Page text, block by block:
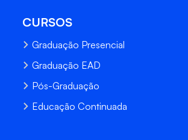
CURSOS
Graduação Presencial
Graduação EAD
Pós-Graduação
Educação Continuada